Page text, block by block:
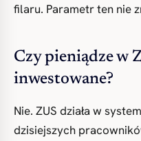
filaru. Parametr ten nie
Czy pieniądze w
inwestowane?
Nie. ZUS działa w
dzisiejszych